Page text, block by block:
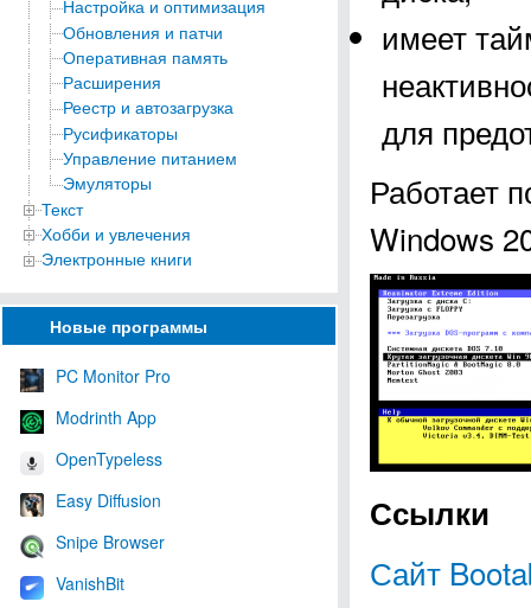
Настройка и оптимизация
Обновления и патчи
Оперативная память
Расширения
Реестр и автозагрузка
Русификаторы
Управление питанием
Эмуляторы
Текст
Хобби и увлечения
Электронные книги
Новые программы
PC Monitor Pro
Modrinth App
OpenTypeless
Easy Diffusion
Snipe Browser
VanishBit
имеет
для
Работает
Windows
Ссылки
Сайт